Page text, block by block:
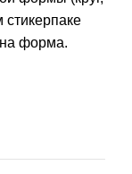
стикерпаке
форма.